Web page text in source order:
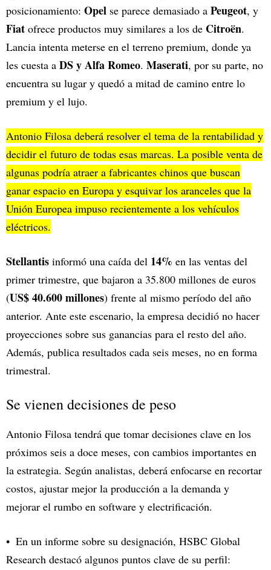
posicionamiento: Opel se parece demasiado a Peugeot, y
Fiat ofrece productos muy similares a los de Citroën.
Lancia intenta meterse en el terreno premium, donde ya
les cuesta a DS y Alfa Romeo. Maserati, por su parte, no
encuentra su lugar y quedó a mitad de camino entre lo
premium y el lujo.
Antonio Filosa deberá resolver el tema de la rentabilidad y
decidir el futuro de todas esas marcas. La posible venta de
algunas podría atraer a fabricantes chinos que buscan
ganar espacio en Europa y esquivar los aranceles que la
Unión Europea impuso recientemente a los vehículos
eléctricos.
Stellantis informó una caída del 14% en las ventas del
primer trimestre, que bajaron a 35.800 millones de euros
(US$ 40.600 millones) frente al mismo período del año
anterior. Ante este escenario, la empresa decidió no hacer
proyecciones sobre sus ganancias para el resto del año.
Además, publica resultados cada seis meses, no en forma
trimestral.
Se vienen decisiones de peso
Antonio Filosa tendrá que tomar decisiones clave en los
próximos seis a doce meses, con cambios importantes en
la estrategia. Según analistas, deberá enfocarse en recortar
costos, ajustar mejor la producción a la demanda y
mejorar el rumbo en software y electrificación.
En un informe sobre su designación, HSBC Global
Research destacó algunos puntos clave de su perfil: